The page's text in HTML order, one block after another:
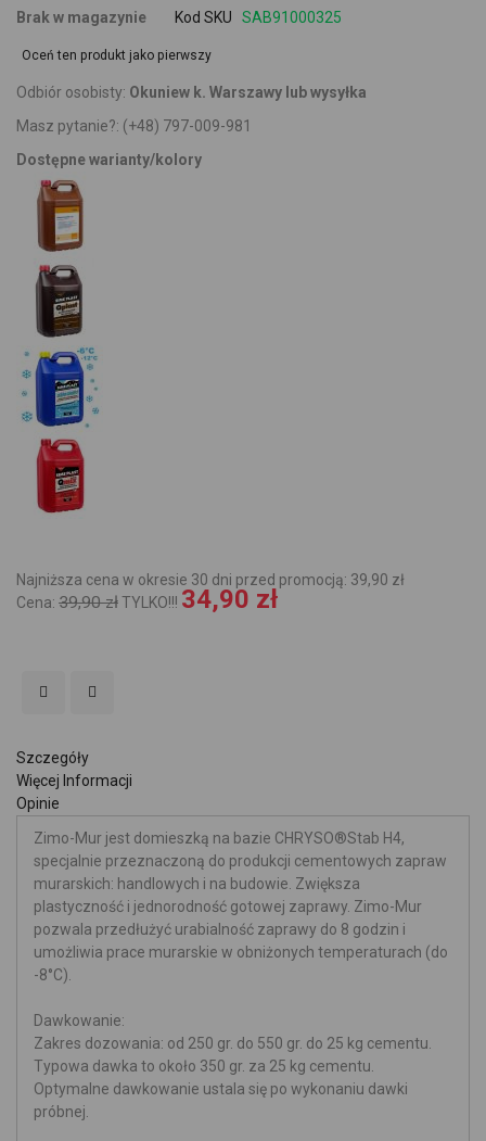
Brak w magazynie Kod SKU SAB91000325
Oceń ten produkt jako pierwszy
Odbiór osobisty: Okuniew k. Warszawy lub wysyłka
Masz pytanie?: (+48) 797-009-981
Dostępne warianty/kolory
Najniższa cena w okresie 30 dni przed promocją: 39,90 zł
Cena: 39,90 złTYLKO!!! 34,90 zł
Szczegóły
Więcej Informacji
Opinie
Zimo-Mur jest domieszką na bazie CHRYSO®Stab H4,
specjalnie przeznaczoną do produkcji cementowych zapraw
murarskich: handlowych i na budowie. Zwiększa
plastyczność i jednorodność gotowej zaprawy. Zimo-Mur
pozwala przedłużyć urabialność zaprawy do 8 godzin i
umożliwia prace murarskie w obniżonych temperaturach (do
-8°C).
Dawkowanie:
Zakres dozowania: od 250 gr. do 550 gr. do 25 kg cementu.
Typowa dawka to około 350 gr. za 25 kg cementu.
Optymalne dawkowanie ustala się po wykonaniu dawki
próbnej.